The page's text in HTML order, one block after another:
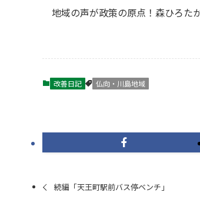
地域の声が政策の原点！森ひろた
改善日記 仏向・川島地域
続編「天王町駅前バス停ベンチ」